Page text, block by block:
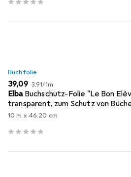
Buchfolie
EUR
39,09 EUR
3,91/1m
Elba Buchschutz-Folie "Le Bon
transparent, zum Schutz von
10 m x 46.20 cm